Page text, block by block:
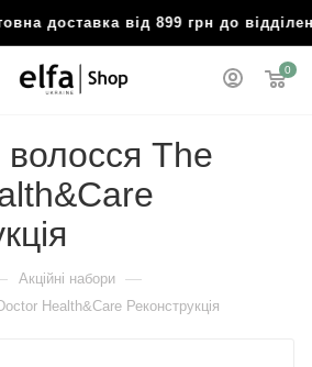
доставка від 899 грн до
0
The
Акційні набори —
Health&Care Реконструкція